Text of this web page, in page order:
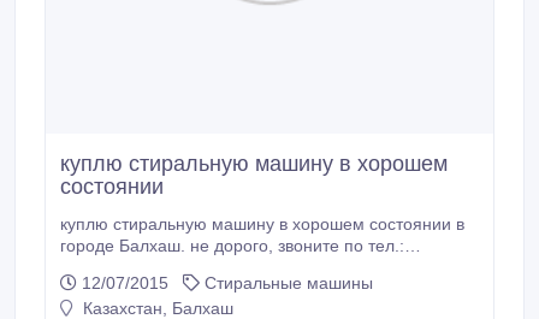
куплю стиральную машину в хорошем
состоянии
куплю стиральную машину в хорошем состоянии в
городе Балхаш. не дорого, звоните по тел.:
12/07/2015
Стиральные машины
Казахстан, Балхаш